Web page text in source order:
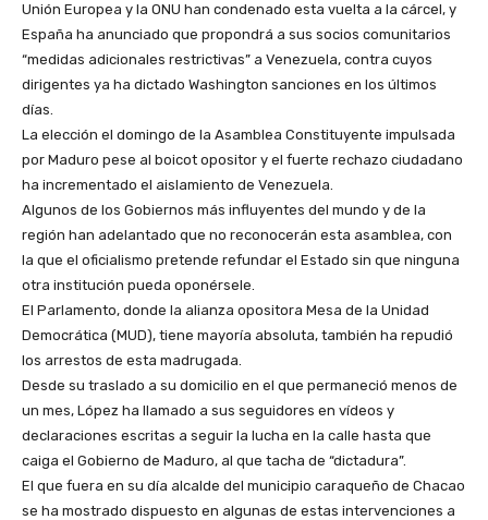
Unión Europea y la ONU han condenado esta vuelta a la cárcel, y
España ha anunciado que propondrá a sus socios comunitarios
“medidas adicionales restrictivas” a Venezuela, contra cuyos
dirigentes ya ha dictado Washington sanciones en los últimos
días.
La elección el domingo de la Asamblea Constituyente impulsada
por Maduro pese al boicot opositor y el fuerte rechazo ciudadano
ha incrementado el aislamiento de Venezuela.
Algunos de los Gobiernos más influyentes del mundo y de la
región han adelantado que no reconocerán esta asamblea, con
la que el oficialismo pretende refundar el Estado sin que ninguna
otra institución pueda oponérsele.
El Parlamento, donde la alianza opositora Mesa de la Unidad
Democrática (MUD), tiene mayoría absoluta, también ha repudió
los arrestos de esta madrugada.
Desde su traslado a su domicilio en el que permaneció menos de
un mes, López ha llamado a sus seguidores en vídeos y
declaraciones escritas a seguir la lucha en la calle hasta que
caiga el Gobierno de Maduro, al que tacha de “dictadura”.
El que fuera en su día alcalde del municipio caraqueño de Chacao
se ha mostrado dispuesto en algunas de estas intervenciones a